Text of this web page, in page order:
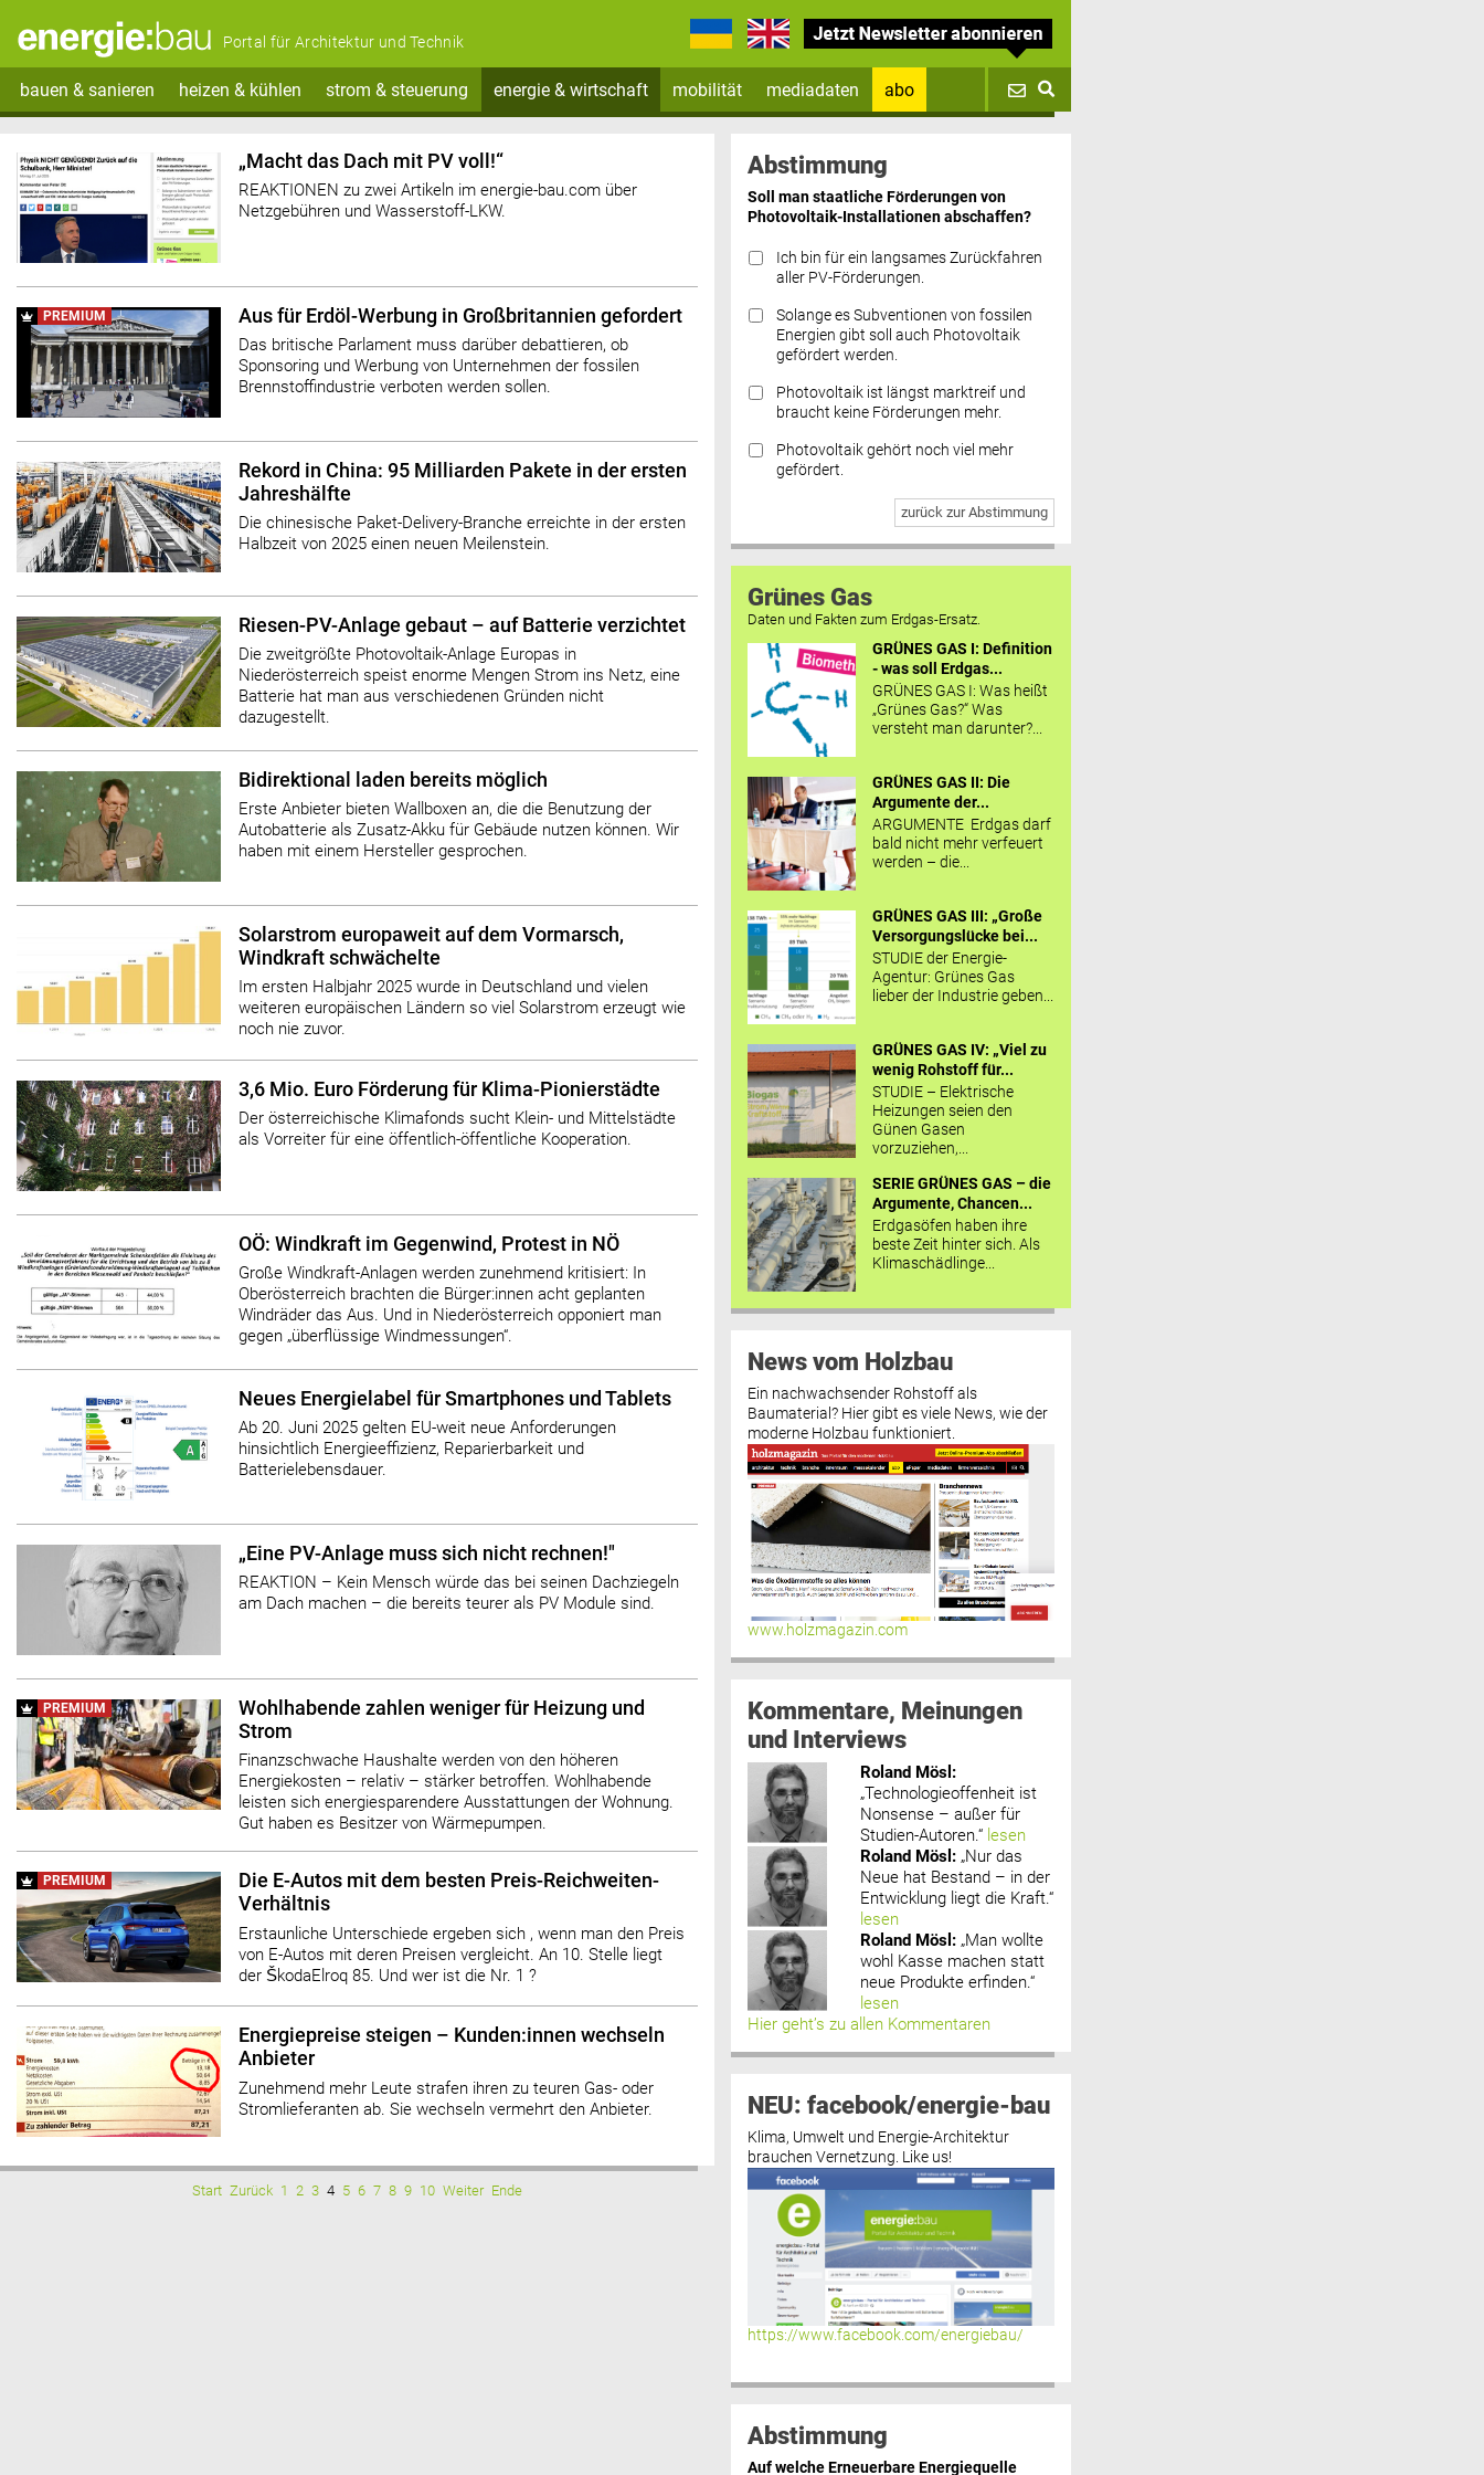
Portal für Architektur und Technik
bauen & sanieren heizen & kühlen strom & steuerung energie & wirtschaft mobilität mediadaten
abo
Datenschutz FAQs
„Macht das Dach mit PV voll!“
REAKTIONEN zu zwei Artikeln im energie-bau.com über
Netzgebühren und Wasserstoff-LKW.
PREMIUM Aus für Erdöl-Werbung in Großbritannien gefordert
Das britische Parlament muss darüber debattieren, ob
Sponsoring und Werbung von Unternehmen der fossilen
Brennstoffindustrie verboten werden sollen.
Rekord in China: 95 Milliarden Pakete in der ersten
Jahreshälfte
Die chinesische Paket-Delivery-Branche erreichte in der ersten
Halbzeit von 2025 einen neuen Meilenstein.
Riesen-PV-Anlage gebaut – auf Batterie verzichtet
Die zweitgrößte Photovoltaik-Anlage Europas in
Niederösterreich speist enorme Mengen Strom ins Netz, eine
Batterie hat man aus verschiedenen Gründen nicht
dazugestellt.
Bidirektional laden bereits möglich
Erste Anbieter bieten Wallboxen an, die die Benutzung der
Autobatterie als Zusatz-Akku für Gebäude nutzen können. Wir
haben mit einem Hersteller gesprochen.
Solarstrom europaweit auf dem Vormarsch,
Windkraft schwächelte
Im ersten Halbjahr 2025 wurde in Deutschland und vielen
weiteren europäischen Ländern so viel Solarstrom erzeugt wie
noch nie zuvor.
3,6 Mio. Euro Förderung für Klima-Pionierstädte
Der österreichische Klimafonds sucht Klein- und Mittelstädte
als Vorreiter für eine öffentlich-öffentliche Kooperation.
OÖ: Windkraft im Gegenwind, Protest in NÖ
Große Windkraft-Anlagen werden zunehmend kritisiert: In
Oberösterreich brachten die Bürger:innen acht geplanten
Windräder das Aus. Und in Niederösterreich opponiert man
gegen „überflüssige Windmessungen“.
Neues Energielabel für Smartphones und Tablets
Ab 20. Juni 2025 gelten EU-weit neue Anforderungen
hinsichtlich Energieeffizienz, Reparierbarkeit und
Batterielebensdauer.
„Eine PV-Anlage muss sich nicht rechnen!"
REAKTION – Kein Mensch würde das bei seinen Dachziegeln
am Dach machen – die bereits teurer als PV Module sind.
PREMIUM
Wohlhabende zahlen weniger für Heizung und
Strom
Finanzschwache Haushalte werden von den höheren
Energiekosten – relativ – stärker betroffen. Wohlhabende
leisten sich energiesparendere Ausstattungen der Wohnung.
Gut haben es Besitzer von Wärmepumpen.
PREMIUM
Die E-Autos mit dem besten Preis-Reichweiten-
Verhältnis
Erstaunliche Unterschiede ergeben sich , wenn man den Preis
von E-Autos mit deren Preisen vergleicht. An 10. Stelle liegt
der ŠkodaElroq 85. Und wer ist die Nr. 1 ?
Energiepreise steigen – Kunden:innen wechseln
Anbieter
Zunehmend mehr Leute strafen ihren zu teuren Gas- oder
Stromlieferanten ab. Sie wechseln vermehrt den Anbieter.
Start Zurück 1 2 3 4 5 6 7 8 9 10 Weiter Ende
Abstimmung
Soll man staatliche Förderungen von
Photovoltaik-Installationen abschaffen?
Ich bin für ein langsames Zurückfahren
aller PV-Förderungen.
Solange es Subventionen von fossilen
Energien gibt soll auch Photovoltaik
gefördert werden.
Photovoltaik ist längst marktreif und
braucht keine Förderungen mehr.
Photovoltaik gehört noch viel mehr
gefördert.
zurück zur Abstimmung
Grünes Gas
Daten und Fakten zum Erdgas-Ersatz.
GRÜNES GAS I: Definition
- was soll Erdgas...
GRÜNES GAS I: Was heißt
„Grünes Gas?“ Was
versteht man darunter?...
GRÜNES GAS II: Die
Argumente der...
ARGUMENTE Erdgas darf
bald nicht mehr verfeuert
werden – die...
GRÜNES GAS III: „Große
Versorgungslücke bei...
STUDIE der Energie-
Agentur: Grünes Gas
lieber der Industrie geben...
GRÜNES GAS IV: „Viel zu
wenig Rohstoff für...
STUDIE – Elektrische
Heizungen seien den
Günen Gasen
vorzuziehen,...
SERIE GRÜNES GAS – die
Argumente, Chancen...
Erdgasöfen haben ihre
beste Zeit hinter sich. Als
Klimaschädlinge...
News vom Holzbau
Ein nachwachsender Rohstoff als
Baumaterial? Hier gibt es viele News, wie der
moderne Holzbau funktioniert.
www.holzmagazin.com
Kommentare, Meinungen
und Interviews
Roland Mösl :
„Technologieoffenheit ist
Nonsense – außer für
Studien-Autoren.“ lesen
Roland Mösl : „Nur das
Neue hat Bestand – in der
Entwicklung liegt die Kraft.“
lesen
Roland Mösl : „Man wollte
wohl Kasse machen statt
neue Produkte erfinden.“
lesen
Hier geht’s zu allen Kommentaren
NEU: facebook/energie-bau
Klima, Umwelt und Energie-Architektur
brauchen Vernetzung. Like us!
https://www.facebook.com/energiebau/
Abstimmung
Auf welche Erneuerbare Energiequelle